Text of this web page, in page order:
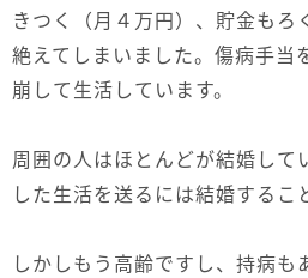
きつく（月４万円）、貯金も
絶えてしまいました。傷病手当
崩して生活しています。
周囲の人はほとんどが結婚して
した生活を送るには結婚するこ
しかしもう高齢ですし、持病